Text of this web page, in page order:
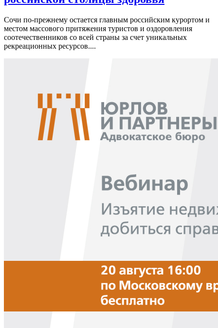
Сочи по-прежнему остается главным российским курортом и
местом массового притяжения туристов и оздоровления
соотечественников со всей страны за счет уникальных
рекреационных ресурсов....